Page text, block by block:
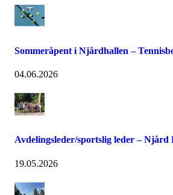
Sommeråpent i Njårdhallen –
04.06.2026
Avdelingsleder/sportslig leder – Njård
19.05.2026